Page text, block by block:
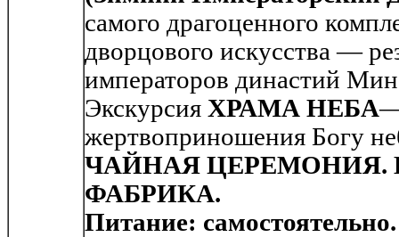
самого драгоценного
дворцового искусства —
императоров династий
Экскурсия ХРАМА НЕБА—
жертвоприношения Богу
ЧАЙНАЯ ЦЕРЕМОНИЯ.
ФАБРИКА.
Питание: самостоятельно.